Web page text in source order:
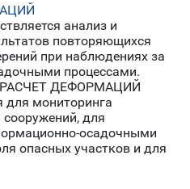
анализ и
повторяющихся
при наблюдениях за
процессами.
ДЕФОРМАЦИЙ
для мониторинга
сооружений, для
осадочными
опасных участков и для